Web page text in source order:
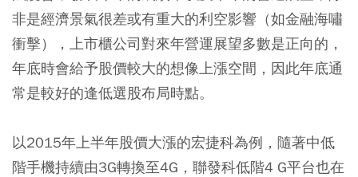
非是經濟景氣很差或有重大的利空影響（如金融海嘯
衝擊），上市櫃公司對來年營運展望多數是正向的，
年底時會給予股價較大的想像上漲空間，因此年底通
常是較好的逢低選股布局時點。
以2015年上半年股價大漲的宏捷科為例，隨著中低
階手機持續由3G轉換至4G，聯發科低階4 G平台也在